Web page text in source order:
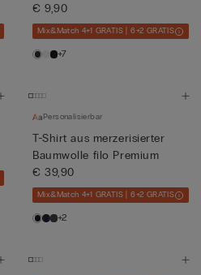
€ 9,90
Mix&Match 4+1 GRATIS | 6+2 GRATIS
+7
Personalisierbar
T-Shirt aus merzerisierter
Baumwolle filo Premium
€ 39,90
Mix&Match 4+1 GRATIS | 6+2 GRATIS
+2